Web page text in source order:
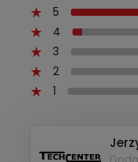
5
4
3
2
1